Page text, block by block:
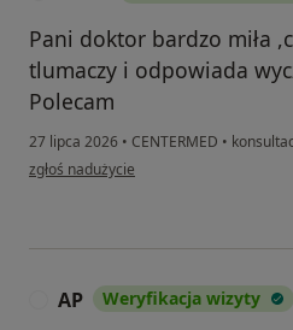
Pani doktor bardzo miła
tlumaczy i odpowiada
Polecam
27 lipca 2026 • CENTERMED •
w opinii użytkownika Anna
zgłoś nadużycie
AP Weryfikacja wizyty